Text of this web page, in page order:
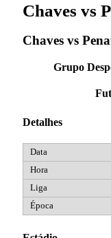
Chaves vs
Chaves vs
Grupo
Detalhes